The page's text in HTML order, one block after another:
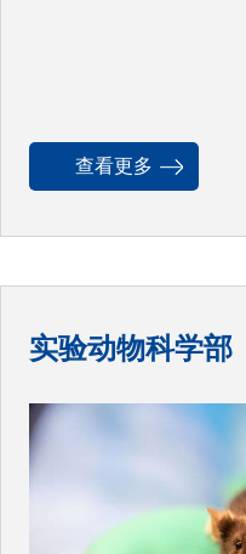
查看更多
实验动物科学部